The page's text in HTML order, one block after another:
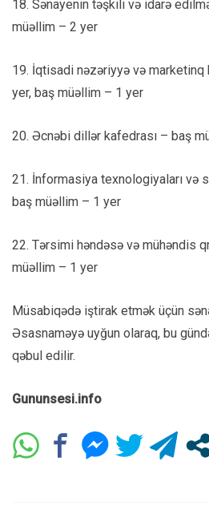
18. Sənayenin təşkili və idarə
müəllim – 2 yer
19. İqtisadi nəzəriyyə və
yer, baş müəllim – 1 yer
20. Əcnəbi dillər kafedrası – baş
21. İnformasiya texnologiyaları və
baş müəllim – 1 yer
22. Tərsimi həndəsə və mühəndis
müəllim – 1 yer
Müsabiqədə iştirak etmək üçün
Əsasnaməyə uyğun olaraq, bu
qəbul edilir.
Gununsesi.info